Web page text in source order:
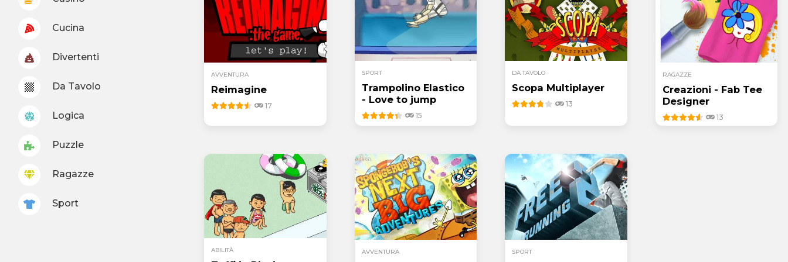
Cucina
Divertenti
Da Tavolo
Logica
Puzzle
Ragazze
Sport
AVVENTURA
Reimagine
17
SPORT
Trampolino Elastico
- Love to jump
15
DA TAVOLO
Scopa Multiplayer
13
RAGAZZE
Creazioni - Fab Tee
Designer
13
ABILITÀ AVVENTURA SPORT